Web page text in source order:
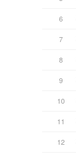
6
7
8
9
10
11
12